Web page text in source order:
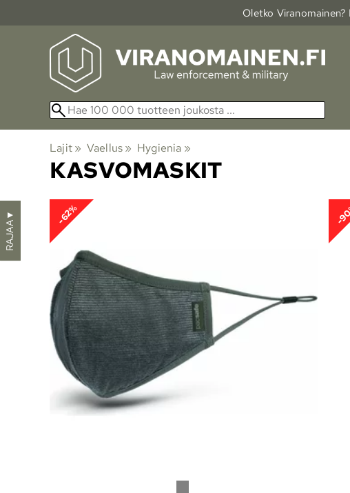
Oletko
Lajit‪» Vaellus‪» Hygienia ‪»
KASVOMASKIT
RAJAA
▼ -62% -